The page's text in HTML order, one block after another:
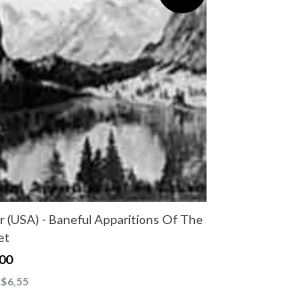
(USA) - Baneful Apparitions Of The